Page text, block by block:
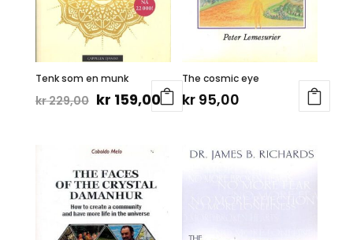
Tenk som en munk
kr229,00 Opprinnelig
var:
kr 229,00.
kr 159,00Nåværende
The cosmic eye
kr 95,00